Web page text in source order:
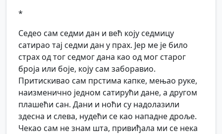
*
Седео сам седми дан и већ коју седмицу
сатирао тај седми дан у прах. Јер ме је било
страх од тог седмог дана као од мог старог
броја или боје, коју сам заборавио.
Притискивао сам прстима капке, мењао руке,
наизменично једном сатирући дане, а другом
плашећи сан. Дани и ноћи су надолазили
здесна и слева, нудећи се као нападне дроље.
Чекао сам не знам шта, привиђала ми се нека